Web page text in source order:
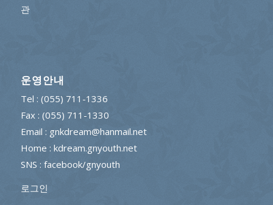
관
운영안내
Tel : (055) 711-1336
Fax : (055) 711-1330
Email : gnkdream@hanmail.net
Home : kdream.gnyouth.net
SNS : facebook/gnyouth
로그인